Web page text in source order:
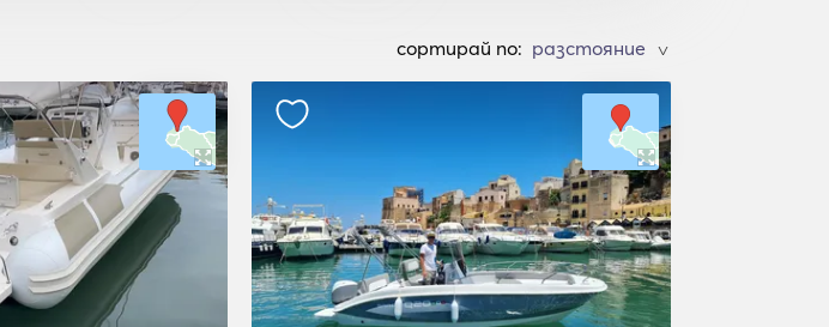
cортирай по: >